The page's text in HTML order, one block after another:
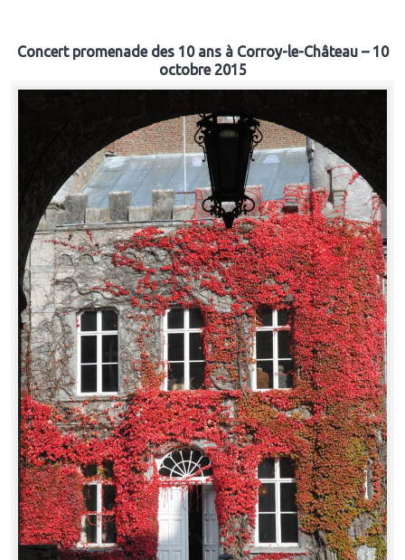
Concert promenade des 10 ans à Corroy-le-Château – 10
octobre 2015